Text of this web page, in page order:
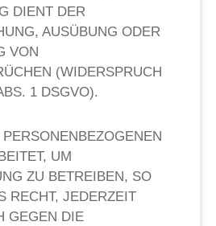
DIENT DER
AUSÜBUNG ODER
VON
(WIDERSPRUCH
1 DSGVO).
UM
ZU BETREIBEN, SO
RECHT, JEDERZEIT
GEGEN DIE